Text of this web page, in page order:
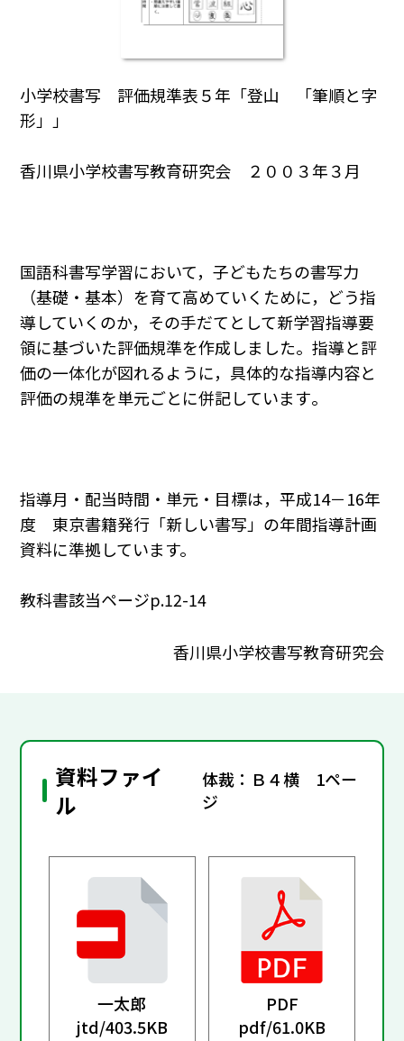
小学校書写 評価規準表５年「登山 「筆順と字
形」」
香川県小学校書写教育研究会 ２００３年３月
国語科書写学習において，子どもたちの書写力
（基礎・基本）を育て高めていくために，どう指
導していくのか，その手だてとして新学習指導要
領に基づいた評価規準を作成しました。指導と評
価の一体化が図れるように，具体的な指導内容と
評価の規準を単元ごとに併記しています｡
指導月・配当時間・単元・目標は，平成14－16年
度 東京書籍発行「新しい書写」の年間指導計画
資料に準拠しています。
教科書該当ページp.12-14
香川県小学校書写教育研究会
資料ファイ
ル
体裁：Ｂ４横 1ペー
ジ
一太郎
jtd/403.5KB
PDF
pdf/61.0KB